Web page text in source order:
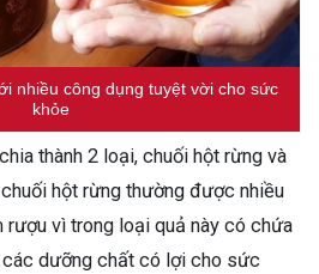
nhiều công dụng tuyệt vời cho sức
khỏe
thành 2 loại, chuối hột rừng và
hột rừng thường được nhiều
vì trong loại quả này có chứa
các dưỡng chất có lợi cho sức